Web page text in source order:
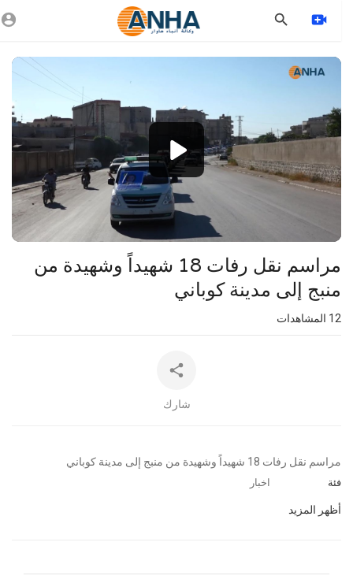
Video
Player
1080p
240p
auto
⁣مراسم نقل رفات 18 شهيداً وشهيدة من
منبج إلى مدينة كوباني
المشاهدات
شارك
⁣⁣مراسم نقل رفات 18 شهيداً وشهيدة من منبج إلى مدينة كوباني
فئة اخبار
أظهر المزيد